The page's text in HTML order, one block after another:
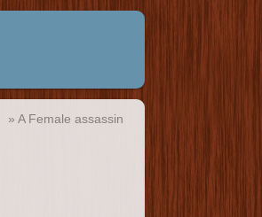
» A Female assassin